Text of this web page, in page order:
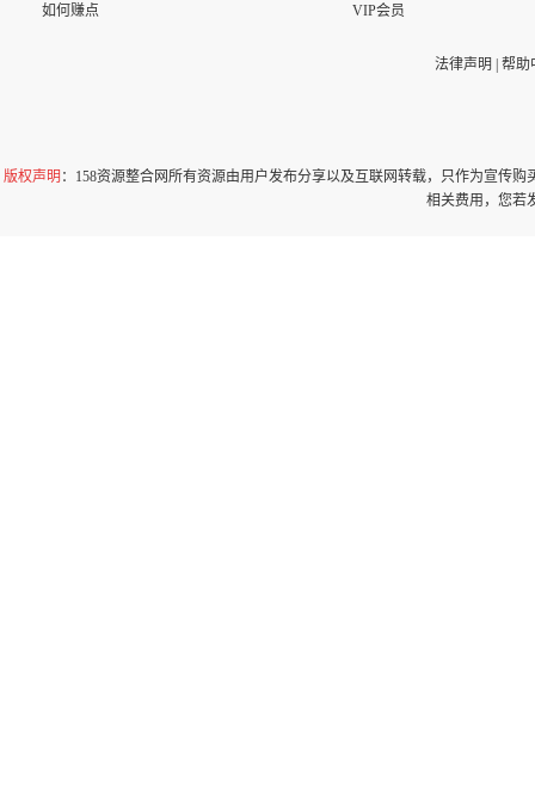
如何赚点 VIP会员
法律声明 | 帮助
版权声明 ：158资源整合网所有资源由用户发布分享以及互联网转载，只作为宣传
相关费用，您若